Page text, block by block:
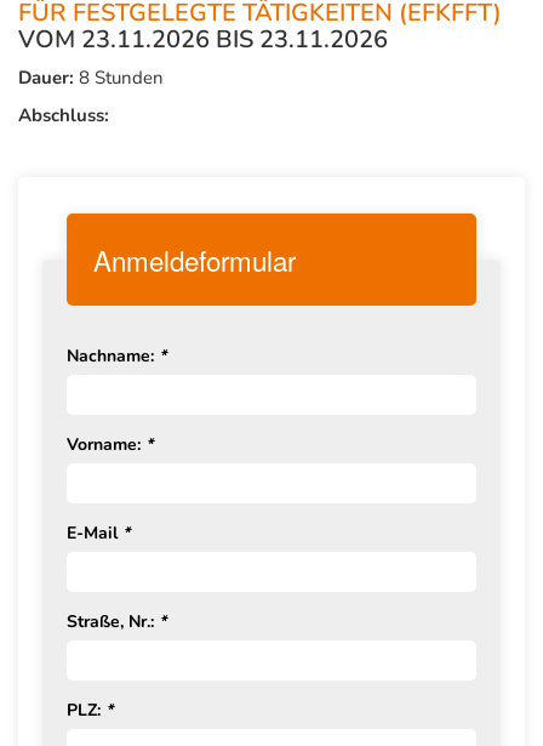
FÜR FESTGELEGTE TÄTIGKEITEN (EFKFFT)
VOM 23.11.2026 BIS 23.11.2026
Dauer: 8 Stunden
Abschluss:
Anmeldeformular
Nachname: *
Vorname: *
E-Mail *
Straße, Nr.: *
PLZ: *